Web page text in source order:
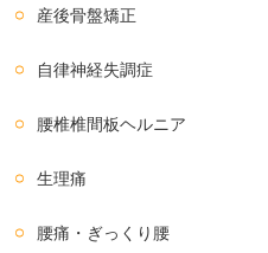
産後骨盤矯正
自律神経失調症
腰椎椎間板ヘルニア
生理痛
腰痛・ぎっくり腰